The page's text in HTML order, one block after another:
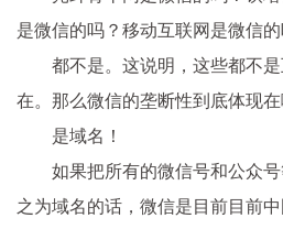
是微信的吗？移动互联网是微信的
都不是。这说明，这些都不
在。那么微信的垄断性到底体现在
是域名！
如果把所有的微信号和公众
之为域名的话，微信是目前目前